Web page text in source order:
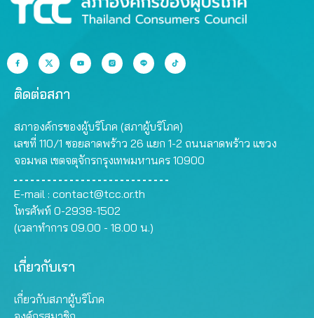
ติดต่อสภา
สภาองค์กรของผู้บริโภค (สภาผู้บริโภค)
เลขที่ 110/1 ซอยลาดพร้าว 26 แยก 1-2 ถนนลาดพร้าว แขวง
จอมพล เขตจตุจักรกรุงเทพมหานคร 10900
E-mail : contact@tcc.or.th
โทรศัพท์ 0-2938-1502
(เวลาทำการ 09.00 - 18.00 น.)
เกี่ยวกับเรา
เกี่ยวกับสภาผู้บริโภค